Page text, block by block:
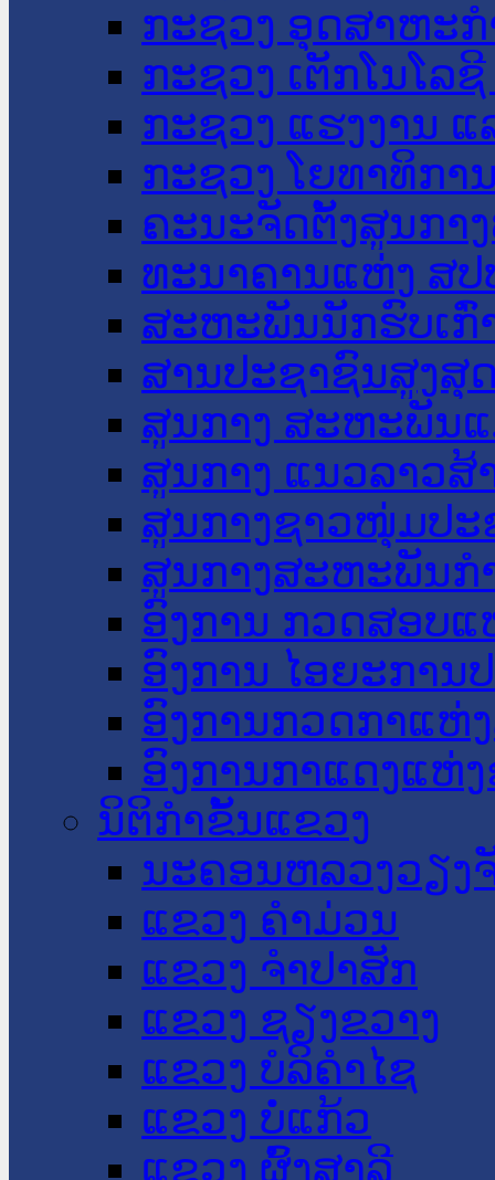
ກະຊວງ ອຸດສາຫະ
ກະຊວງ ເຕັກໂນໂລ
ກະຊວງ ແຮງງານ
ກະຊວງ ໂຍທາທິກາ
ຄະນະຈັດຕັ້ງສູນກາ
ທະນາຄານແຫ່ງ ສປ
ສະຫະພັນນັກຮົບເກົ່
ສານປະຊາຊົນສູງສຸ
ສູນກາງ ສະຫະພັນ
ສູນກາງ ແນວລາວສ້
ສູນກາງຊາວໜຸ່ມປະ
ສູນກາງສະຫະພັນກ
ອົງການ ກວດສອບແ
ອົງການ ໄອຍະການ
ອົງການກວດກາແຫ່
ອົງການກາແດງແຫ່
ນິຕິກໍາຂັ້ນແຂວງ
ນະ​ຄອນ​ຫລວງວຽງ
ແຂວງ ຄໍາມ່ວນ
ແຂວງ ຈໍາປາສັກ
ແຂວງ ຊຽງຂວາງ
ແຂວງ ບໍລິຄໍາໄຊ
ແຂວງ ບໍ່ແກ້ວ
ແຂວງ ຜົ້ງສາລີ